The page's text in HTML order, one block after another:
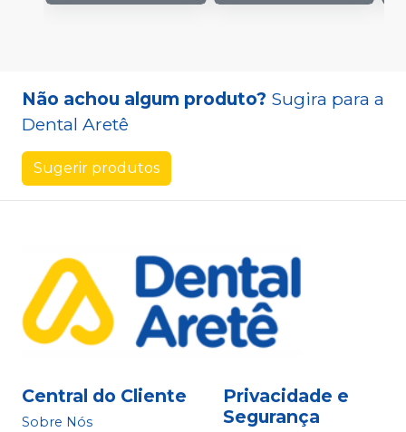
Não achou algum produto? Sugira para a
Dental Aretê
Sugerir produtos
Central do Cliente
Sobre Nós
Privacidade e
Segurança